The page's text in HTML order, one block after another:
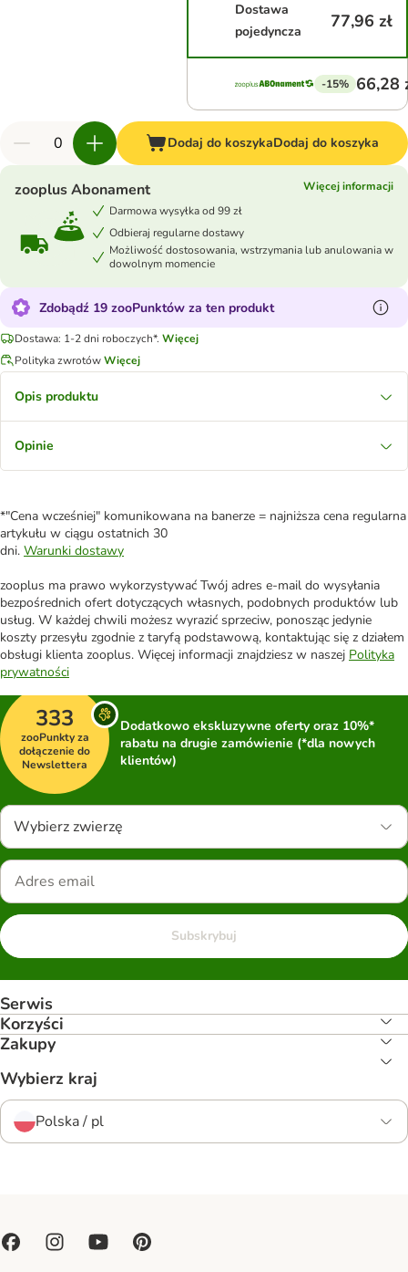
Dostawa
pojedyncza
77,96 zł
-15% 66,28
Dodaj do koszykaDodaj do koszyka
zooplus Abonament
Więcej informacji
Darmowa wysyłka od 99 zł
Odbieraj regularne dostawy
Możliwość dostosowania, wstrzymania lub anulowania w
dowolnym momencie
Zdobądź 19 zooPunktów za ten produkt
Dostawa: 1-2 dni roboczych*. Więcej
Polityka zwrotówWięcej
Opis produktu
Opinie
*"Cena wcześniej" komunikowana na banerze = najniższa cena regularna
artykułu w ciągu ostatnich 30
dni. Warunki dostawy
zooplus ma prawo wykorzystywać Twój adres e-mail do wysyłania
bezpośrednich ofert dotyczących własnych, podobnych produktów lub
usług. W każdej chwili możesz wyrazić sprzeciw, ponosząc jedynie
koszty przesyłu zgodnie z taryfą podstawową, kontaktując się z działem
obsługi klienta zooplus. Więcej informacji znajdziesz w naszej Polityka
prywatności
333
zooPunkty za
dołączenie do
Newslettera
Dodatkowo ekskluzywne oferty oraz 10%*
rabatu na drugie zamówienie (*dla nowych
klientów)
Wybierz zwierzę
Subskrybuj
Serwis
Korzyści
Zakupy
Wybierz kraj
Polska / pl